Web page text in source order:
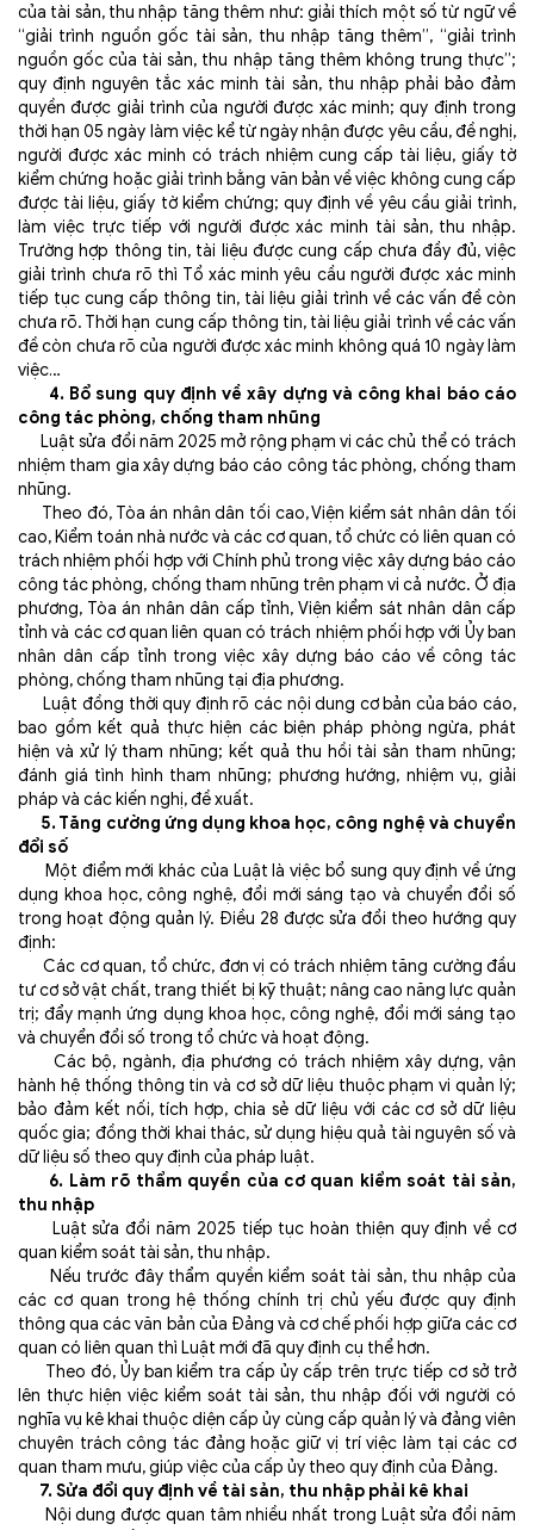
của tài sản, thu nhập tăng thêm như: giải thích một số từ ngữ về
“giải trình nguồn gốc tài sản, thu nhập tăng thêm”, “giải trình
nguồn gốc của tài sản, thu nhập tăng thêm không trung thực”;
quy định nguyên tắc xác minh tài sản, thu nhập phải bảo đảm
quyền được giải trình của người được xác minh; quy định trong
thời hạn 05 ngày làm việc kể từ ngày nhận được yêu cầu, đề nghị,
người được xác minh có trách nhiệm cung cấp tài liệu, giấy tờ
kiểm chứng hoặc giải trình bằng văn bản về việc không cung cấp
được tài liệu, giấy tờ kiểm chứng; quy định về yêu cầu giải trình,
làm việc trực tiếp với người được xác minh tài sản, thu nhập.
Trường hợp thông tin, tài liệu được cung cấp chưa đầy đủ, việc
giải trình chưa rõ thì Tổ xác minh yêu cầu người được xác minh
tiếp tục cung cấp thông tin, tài liệu giải trình về các vấn đề còn
chưa rõ. Thời hạn cung cấp thông tin, tài liệu giải trình về các vấn
đề còn chưa rõ của người được xác minh không quá 10 ngày làm
việc…
4. Bổ sung quy định về xây dựng và công khai báo cáo
công tác phòng, chống tham nhũng
Luật sửa đổi năm 2025 mở rộng phạm vi các chủ thể có trách
nhiệm tham gia xây dựng báo cáo công tác phòng, chống tham
nhũng.
Theo đó, Tòa án nhân dân tối cao, Viện kiểm sát nhân dân tối
cao, Kiểm toán nhà nước và các cơ quan, tổ chức có liên quan có
trách nhiệm phối hợp với Chính phủ trong việc xây dựng báo cáo
công tác phòng, chống tham nhũng trên phạm vi cả nước. Ở địa
phương, Tòa án nhân dân cấp tỉnh, Viện kiểm sát nhân dân cấp
tỉnh và các cơ quan liên quan có trách nhiệm phối hợp với Ủy ban
nhân dân cấp tỉnh trong việc xây dựng báo cáo về công tác
phòng, chống tham nhũng tại địa phương.
Luật đồng thời quy định rõ các nội dung cơ bản của báo cáo,
bao gồm kết quả thực hiện các biện pháp phòng ngừa, phát
hiện và xử lý tham nhũng; kết quả thu hồi tài sản tham nhũng;
đánh giá tình hình tham nhũng; phương hướng, nhiệm vụ, giải
pháp và các kiến nghị, đề xuất.
5. Tăng cường ứng dụng khoa học, công nghệ và chuyển
đổi số
Một điểm mới khác của Luật là việc bổ sung quy định về ứng
dụng khoa học, công nghệ, đổi mới sáng tạo và chuyển đổi số
trong hoạt động quản lý. Điều 28 được sửa đổi theo hướng quy
định:
Các cơ quan, tổ chức, đơn vị có trách nhiệm tăng cường đầu
tư cơ sở vật chất, trang thiết bị kỹ thuật; nâng cao năng lực quản
trị; đẩy mạnh ứng dụng khoa học, công nghệ, đổi mới sáng tạo
và chuyển đổi số trong tổ chức và hoạt động.
Các bộ, ngành, địa phương có trách nhiệm xây dựng, vận
hành hệ thống thông tin và cơ sở dữ liệu thuộc phạm vi quản lý;
bảo đảm kết nối, tích hợp, chia sẻ dữ liệu với các cơ sở dữ liệu
quốc gia; đồng thời khai thác, sử dụng hiệu quả tài nguyên số và
dữ liệu số theo quy định của pháp luật.
6. Làm rõ thẩm quyền của cơ quan kiểm soát tài sản,
thu nhập
Luật sửa đổi năm 2025 tiếp tục hoàn thiện quy định về cơ
quan kiểm soát tài sản, thu nhập.
Nếu trước đây thẩm quyền kiểm soát tài sản, thu nhập của
các cơ quan trong hệ thống chính trị chủ yếu được quy định
thông qua các văn bản của Đảng và cơ chế phối hợp giữa các cơ
quan có liên quan thì Luật mới đã quy định cụ thể hơn.
Theo đó, Ủy ban kiểm tra cấp ủy cấp trên trực tiếp cơ sở trở
lên thực hiện việc kiểm soát tài sản, thu nhập đối với người có
nghĩa vụ kê khai thuộc diện cấp ủy cùng cấp quản lý và đảng viên
chuyên trách công tác đảng hoặc giữ vị trí việc làm tại các cơ
quan tham mưu, giúp việc của cấp ủy theo quy định của Đảng.
7. Sửa đổi quy định về tài sản, thu nhập phải kê khai
Nội dung được quan tâm nhiều nhất trong Luật sửa đổi năm